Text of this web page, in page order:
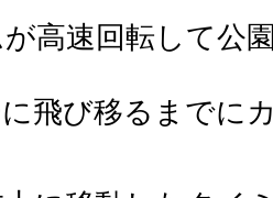
高速回転して公
飛び移るまでに